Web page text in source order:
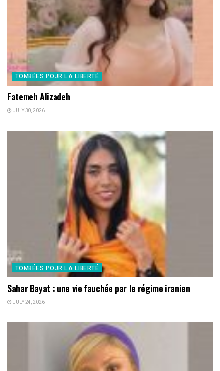
TOMBÉES POUR LA LIBERTÉ
Fatemeh Alizadeh
JULY 30, 2026
TOMBÉES POUR LA LIBERTÉ
Sahar Bayat : une vie fauchée par le régime iranien
JULY 24, 2026